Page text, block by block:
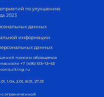
с ограниченной
данных
по улучшению
2023
информации
данных
просим обращаться
+7 (495) 513−13−53
consulting.ru
1.04, 2.01, 8.01, 27.01